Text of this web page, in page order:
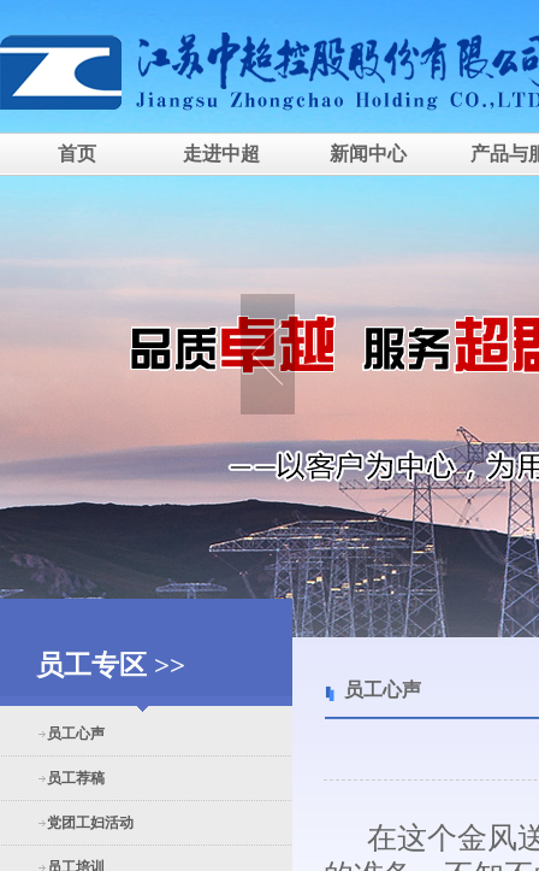
首页 走进中超 新闻中心 产品与
员工专区 >>
员工心声
员工荐稿
党团工妇活动
员工培训
员工心声
在这个金风送